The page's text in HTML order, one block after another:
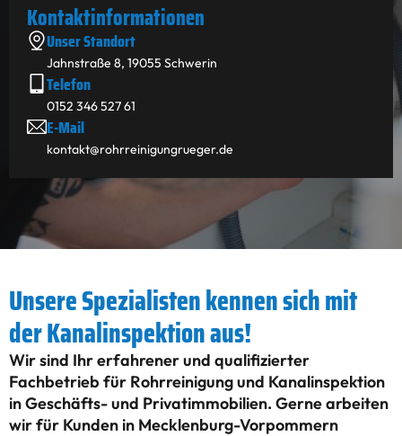
Kontakt­informationen
Unser Standort
Jahnstraße 8, 19055 Schwerin
Telefon
0152 346 527 61
E-Mail
kontakt@rohrreinigungrueger.de
Unsere Spezialisten kennen sich mit
der Kanalinspektion aus!
Wir sind Ihr erfahrener und qualifizierter
Fachbetrieb für Rohrreinigung und Kanalinspektion
in Geschäfts- und Privatimmobilien. Gerne arbeiten
wir für Kunden in Mecklenburg-Vorpommern